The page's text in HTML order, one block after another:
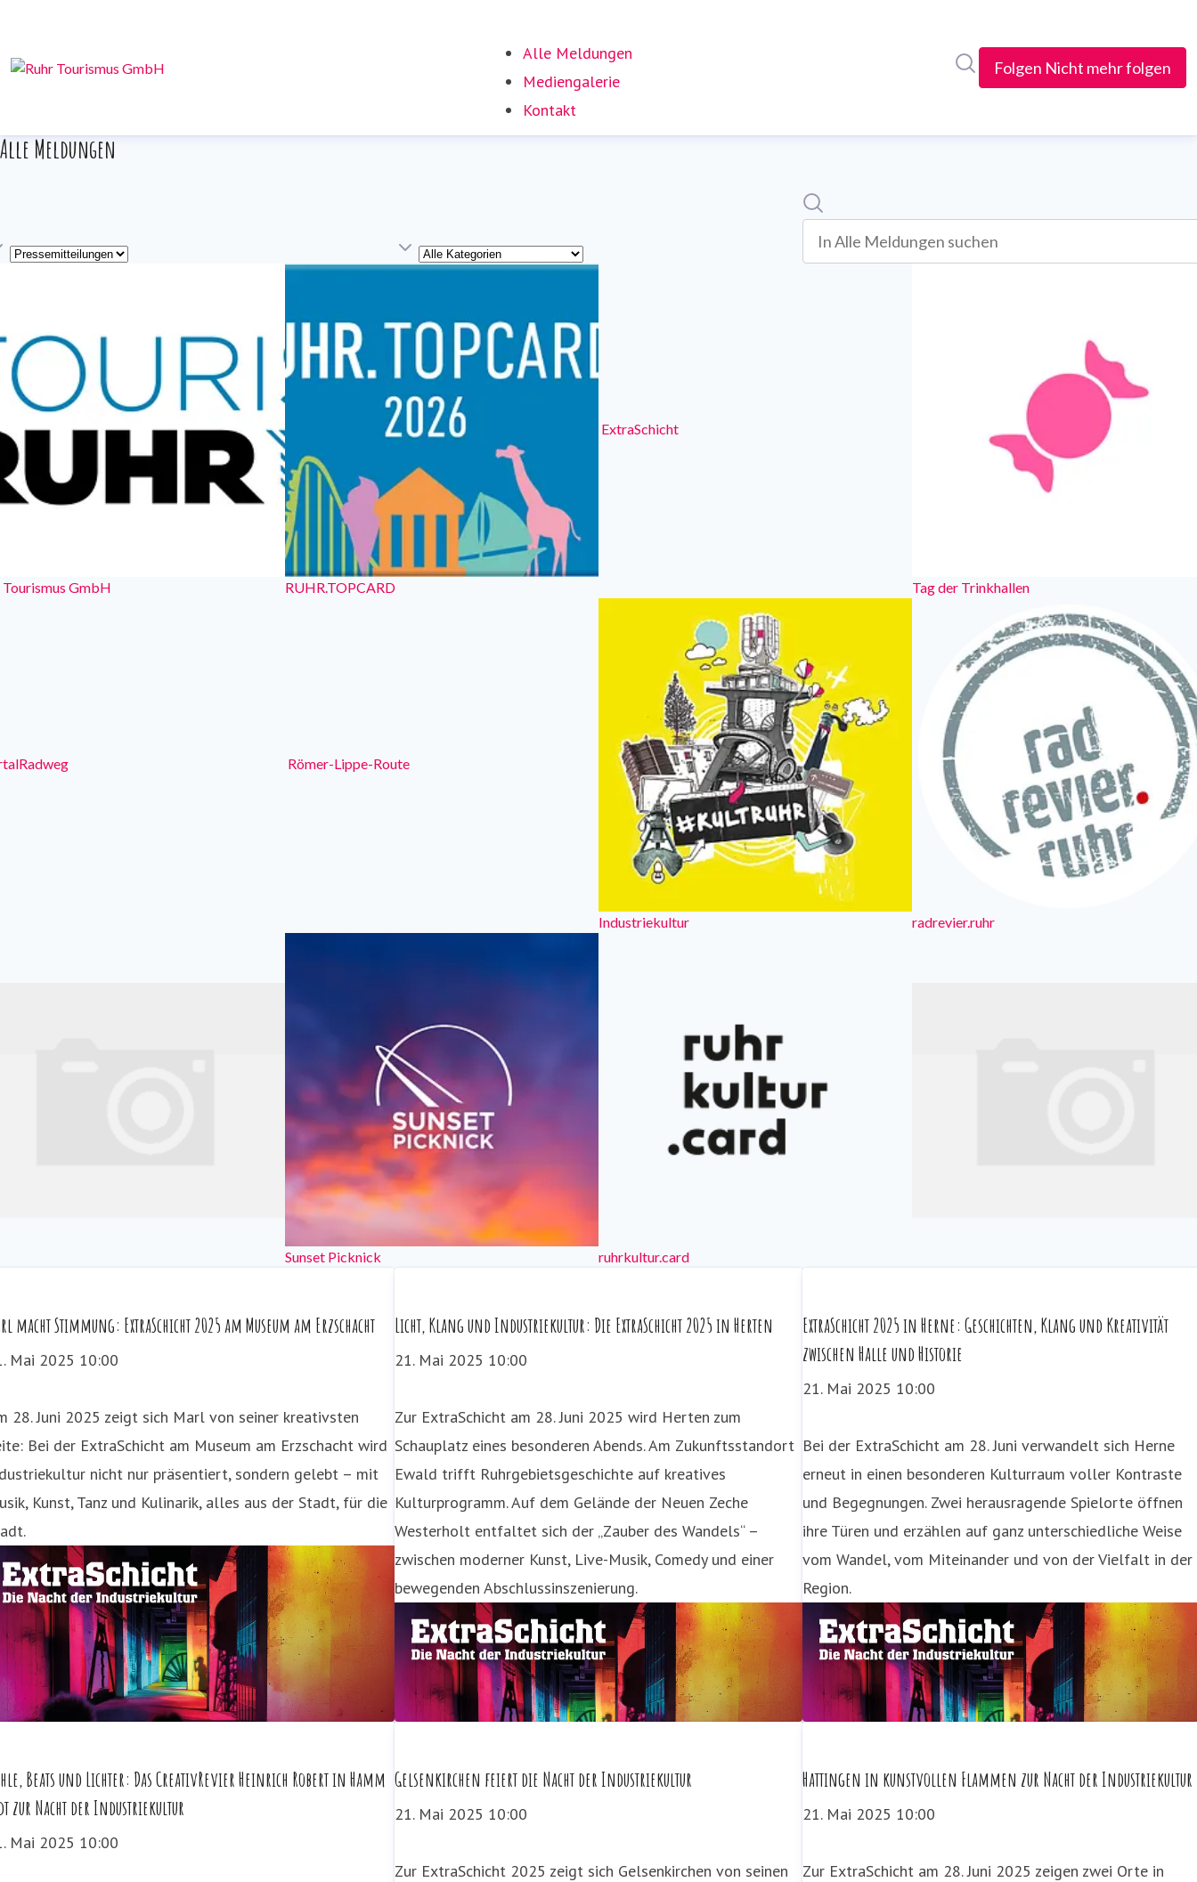
Alle Meldungen
Mediengalerie
Kontakt
Folgen Nicht mehr folgen
Alle Meldungen
Kategorie
Suche
In alle meldungen suchen
Tourismus GmbH RUHR.TOPCARD
ExtraSchicht
Tag der Trinkhallen
Römer-Lippe-Route
Industriekultur radrevier.ruhr
Sunset Picknick
ruhrkultur.card
macht Stimmung: ExtraSchicht 2025 am Museum am Erzschacht
Mai 2025 10:00
28. Juni 2025 zeigt sich Marl von seiner kreativsten
Bei der ExtraSchicht am Museum am Erzschacht wird
nicht nur präsentiert, sondern gelebt – mit
Kunst, Tanz und Kulinarik, alles aus der Stadt, für die
Licht, Klang und Industriekultur: Die ExtraSchicht 2025 in Herten
21. Mai 2025 10:00
Zur ExtraSchicht am 28. Juni 2025 wird Herten zum
Schauplatz eines besonderen Abends. Am Zukunftsstandort
Ewald trifft Ruhrgebietsgeschichte auf kreatives
Kulturprogramm. Auf dem Gelände der Neuen Zeche
Westerholt entfaltet sich der „Zauber des Wandels“ –
zwischen moderner Kunst, Live-Musik, Comedy und einer
bewegenden Abschlussinszenierung.
ExtraSchicht 2025 in Herne: Geschichten, Klang und Kreativität
zwischen Halle und Historie
21. Mai 2025 10:00
Bei der ExtraSchicht am 28. Juni verwandelt sich Herne
erneut in einen besonderen Kulturraum voller Kontraste
und Begegnungen. Zwei herausragende Spielorte öffnen
ihre Türen und erzählen auf ganz unterschiedliche Weise
vom Wandel, vom Miteinander und von der Vielfalt in der
Region.
Beats und Lichter: Das CreativRevier Heinrich Robert in Hamm
zur Nacht der Industriekultur
Mai 2025 10:00
Gelsenkirchen feiert die Nacht der Industriekultur
21. Mai 2025 10:00
Zur ExtraSchicht 2025 zeigt sich Gelsenkirchen von seinen
Hattingen in kunstvollen Flammen zur Nacht der Industriekultur
21. Mai 2025 10:00
Zur ExtraSchicht am 28. Juni 2025 zeigen zwei Orte in